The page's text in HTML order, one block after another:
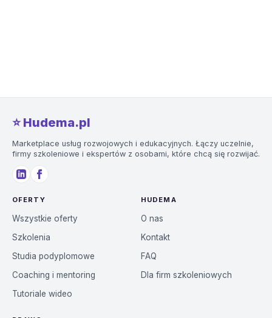
⭐️ Hudema.pl
Marketplace usług rozwojowych i edukacyjnych. Łączy uczelnie,
firmy szkoleniowe i ekspertów z osobami, które chcą się rozwijać.
OFERTY
Wszystkie oferty
Szkolenia
Studia podyplomowe
Coaching i mentoring
Tutoriale wideo
HUDEMA
O nas
Kontakt
FAQ
Dla firm szkoleniowych